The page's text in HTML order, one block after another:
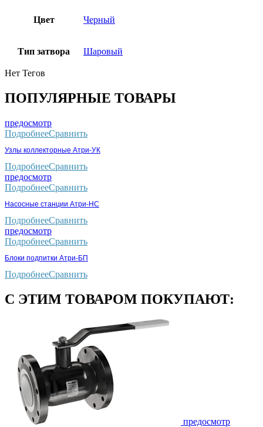
Цвет Черный
Тип затвора Шаровый
Нет Тегов
ПОПУЛЯРНЫЕ ТОВАРЫ
предосмотр
ПодробнееСравнить
Узлы коллекторные Атри-УК
ПодробнееСравнить
предосмотр
ПодробнееСравнить
Насосные станции Атри-НС
ПодробнееСравнить
предосмотр
ПодробнееСравнить
Блоки подпитки Атри-БП
ПодробнееСравнить
С ЭТИМ ТОВАРОМ ПОКУПАЮТ:
предосмотр